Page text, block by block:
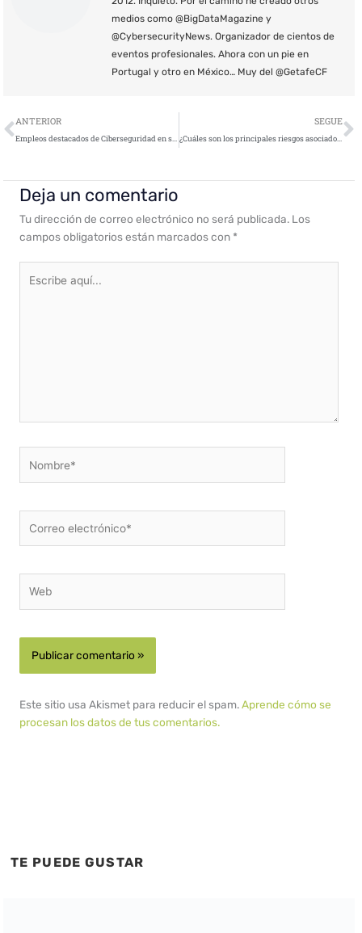
medios como @BigDataMagazine y
@CybersecurityNews. Organizador de cientos de
eventos profesionales. Ahora con un pie en
Portugal y otro en México… Muy del @GetafeCF
Ant
ANTERIOR
Empleos destacados de Ciberseguridad en septiembre de 2019
SEGUE
¿Cuáles son los principales riesgos asociados a los dispositivos IoT que nos rodean?
Deja un comentario
Tu dirección de correo electrónico no será publicada. Los
campos obligatorios están marcados con *
aquí...
electrónico*
Este sitio usa Akismet para reducir el spam.Aprende cómo se
procesan los datos de tus comentarios.
TE PUEDE GUSTAR